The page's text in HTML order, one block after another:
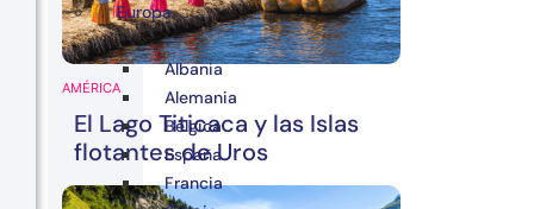
AMÉRICA
El Lago Titicaca y las Islas
flotantes de Uros
Europa
Albania
Alemania
Bélgica
España
Francia